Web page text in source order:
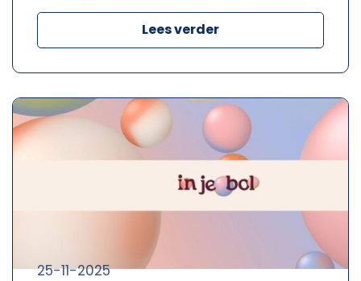
Lees verder
25-11-2025